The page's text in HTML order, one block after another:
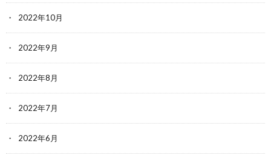
2022年10月
2022年9月
2022年8月
2022年7月
2022年6月